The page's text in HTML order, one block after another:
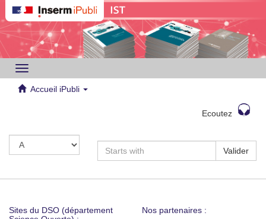
Toggle
navigation
Accueil iPubli
Ecoutez
Valider
Sites du DSO (département
Nos partenaires :